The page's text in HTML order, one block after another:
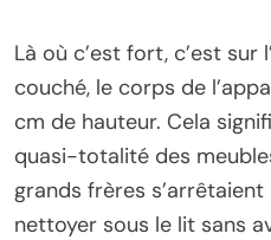
Là où c’est fort, c’est sur
couché, le corps de
cm de hauteur. Cela
quasi-totalité des
grands frères
nettoyer sous le lit sans